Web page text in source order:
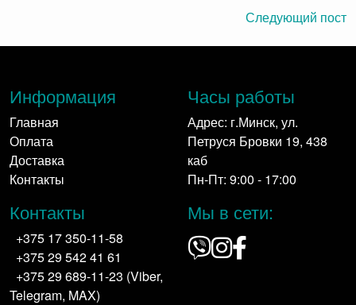
Следующий пост
Информация
Главная
Оплата
Доставка
Контакты
Часы работы
Адрес: г.Минск, ул.
Петруся Бровки 19, 438
каб
Пн-Пт: 9:00 - 17:00
Контакты
+375 17 350-11-58
+375 29 542 41 61
+375 29 689-11-23 (Viber,
Telegram, MAX)
Мы в сети: